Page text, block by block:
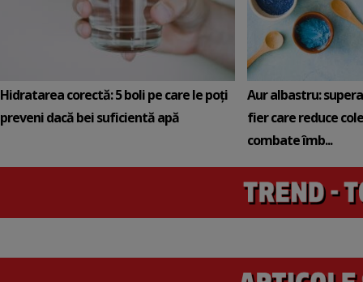
Hidratarea corectă: 5 boli pe care le poți
preveni dacă bei suficientă apă
Aur albastru:
fier care reduce
combate îmb...